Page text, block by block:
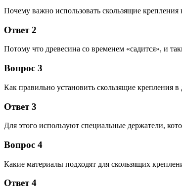
Почему важно использовать скользящие
Ответ 2
Потому что древесина со временем «садится», и
Вопрос 3
Как правильно установить скользящие крепления
Ответ 3
Для этого используют специальные держатели,
Вопрос 4
Какие материалы подходят для скользящих
Ответ 4